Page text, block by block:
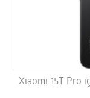
Xiaomi 15T Pro